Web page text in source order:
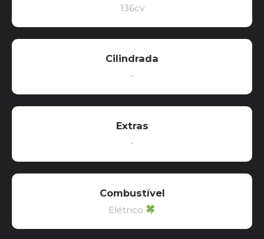
136cv
Cilindrada
-
Extras
-
Combustível
Elétrico